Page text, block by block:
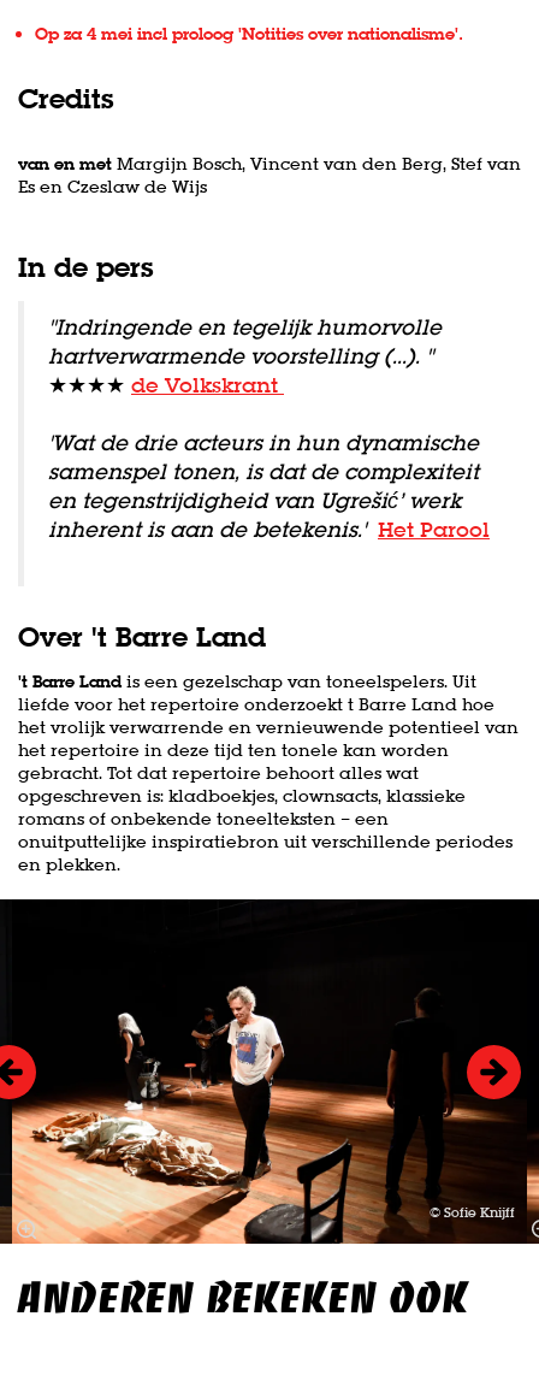
Op za 4 mei incl proloog 'Notities over nationalisme'.
Credits
van en met Margijn Bosch, Vincent van den Berg, Stef van
Es en Czeslaw de Wijs
In de pers
"Indringende en tegelijk humorvolle
hartverwarmende voorstelling (...). "
★★★★ de Volkskrant
'Wat de drie acteurs in hun dynamische
samenspel tonen, is dat de complexiteit
en tegenstrijdigheid van Ugrešić’ werk
inherent is aan de betekenis.' Het Parool
Over 't Barre Land
't Barre Landis een gezelschap van toneelspelers. Uit
liefde voor het repertoire onderzoekt t Barre Land hoe
het vrolijk verwarrende en vernieuwende potentieel van
het repertoire in deze tijd ten tonele kan worden
gebracht. Tot dat repertoire behoort alles wat
opgeschreven is: kladboekjes, clownsacts, klassieke
romans of onbekende toneelteksten – een
onuitputtelijke inspiratiebron uit verschillende periodes
en plekken.
© Sofie Knijff
ANDEREN BEKEKEN OOK